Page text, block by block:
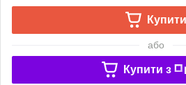
Купити
або
Купити з